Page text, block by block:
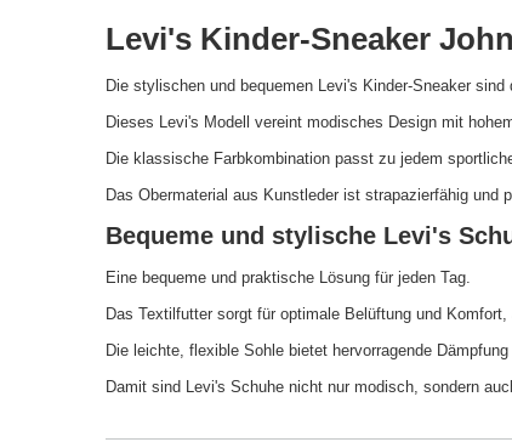
Levi's Kinder-Sneaker
Die stylischen und bequemen Levi's Kinder-Sneaker
Dieses Levi's Modell vereint modisches Design mit
Die klassische Farbkombination passt zu jedem
Das Obermaterial aus Kunstleder ist strapazierfähig
Bequeme und stylische Levi's
Eine bequeme und praktische Lösung für jeden Tag.
Das Textilfutter sorgt für optimale Belüftung und
Die leichte, flexible Sohle bietet hervorragende
Damit sind Levi's Schuhe nicht nur modisch, sondern